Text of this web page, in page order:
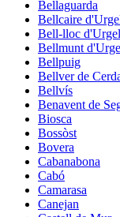
Bellaguarda
Bellcaire
Bell-lloc
Bellmunt
Bellpuig
Bellver de
Bellvís
Benavent de
Biosca
Bossòst
Bovera
Cabanabona
Cabó
Camarasa
Canejan